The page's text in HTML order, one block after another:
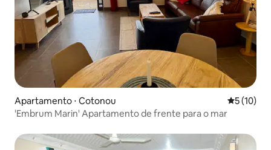
Apartamento ⋅ Cotonou 5 de uma
5 (10)
'Embrum Marin' Apartamento de frente para o mar